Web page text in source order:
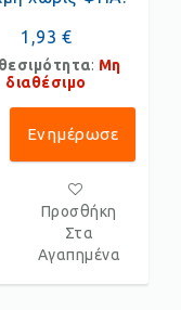
1,93 €
: Μη
διαθέσιμο
Ενημέρωσε
Με!
Προσθήκη
Στα
Αγαπημένα